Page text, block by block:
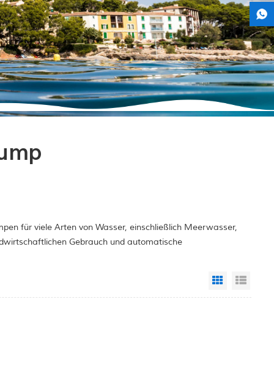
für viele Arten von Wasser, einschließlich Meerwasser,
Gebrauch und automatische
Grid View